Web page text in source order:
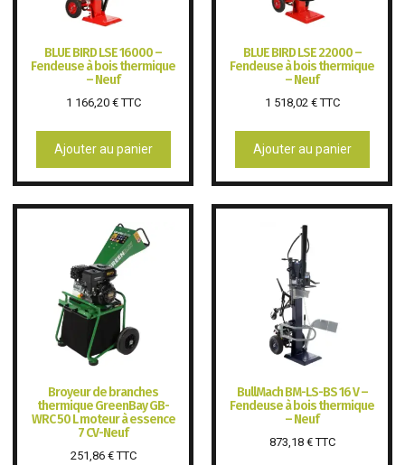
BLUE BIRD LSE 16000 –
Fendeuse à bois thermique
– Neuf
1 166,20 €TTC
Ajouter au panier
BLUE BIRD LSE 22000 –
Fendeuse à bois thermique
– Neuf
1 518,02 €TTC
Ajouter au panier
Broyeur de branches
thermique GreenBay GB-
WRC 50 L moteur à essence
7 CV-Neuf
251,86 €TTC
BullMach BM-LS-BS 16 V –
Fendeuse à bois thermique
– Neuf
873,18 €TTC